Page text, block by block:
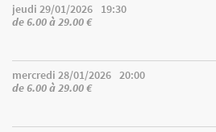
jeudi 29/01/2026
19:30
de 6.00 à 29.00 €
mercredi 28/01/2026 20:00
de 6.00 à 29.00 €